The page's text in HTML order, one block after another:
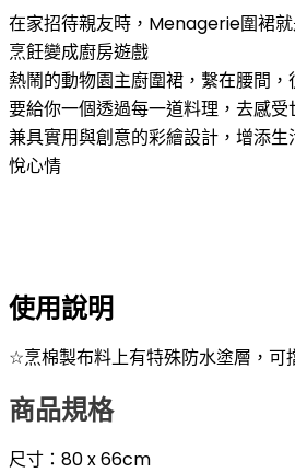
在家招待親友時，Menagerie圍裙
烹飪變成廚房遊戲
熱鬧的動物園主廚圍裙，繫在腰間，
要給你一個透過每一道料理，去感受
兼具實用與創意的彩繪設計，增添
悅心情
使用說明
☆烹棉製布料上有特殊防水塗層，可
商品規格
尺寸：80x 66cm